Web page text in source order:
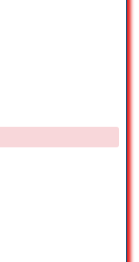
et mes
jamais
accueil,
pour votre